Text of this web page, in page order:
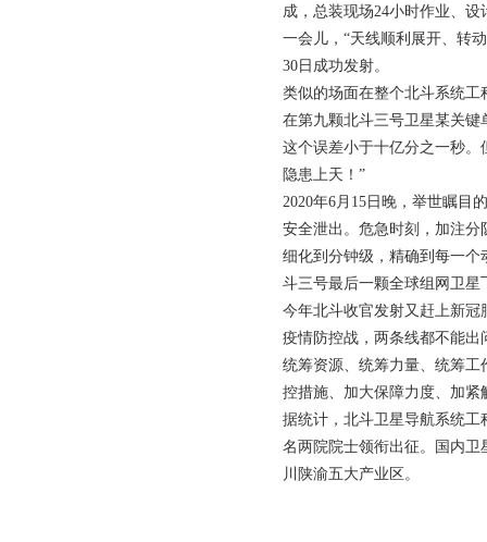
成，总装现场24小时作业、
一会儿，“天线顺利展开、转
30日成功发射。
类似的场面在整个北斗系统
在第九颗北斗三号卫星某关键
这个误差小于十亿分之一秒
隐患上天！”
2020年6月15日晚，举世瞩目
安全泄出。危急时刻，加注分
细化到分钟级，精确到每一
斗三号最后一颗全球组网卫星
今年北斗收官发射又赶上新
疫情防控战，两条线都不能出
统筹资源、统筹力量、统筹工
控措施、加大保障力度、加紧
据统计，北斗卫星导航系统工
名两院院士领衔出征。国内卫
川陕渝五大产业区。